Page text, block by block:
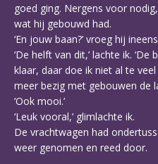
goed ging. Nergens voor
wat hij gebouwd had.
‘En jouw baan?’ vroeg hij
‘De helft van dit,’ lachte ik.
klaar, daar doe ik niet al te
meer bezig met gebouwen de
‘Ook mooi.’
‘Leuk vooral,’ glimlachte ik.
De vrachtwagen had
weer genomen en reed door.